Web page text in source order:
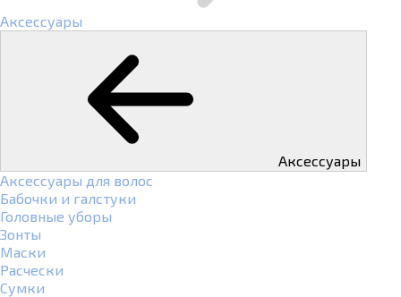
Аксессуары
Аксессуары
Аксессуары для волос
Бабочки и галстуки
Головные уборы
Зонты
Маски
Расчески
Сумки